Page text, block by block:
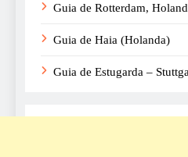
Guia de Rotterdam,
Guia de Haia (Holanda)
Guia de Estugarda –